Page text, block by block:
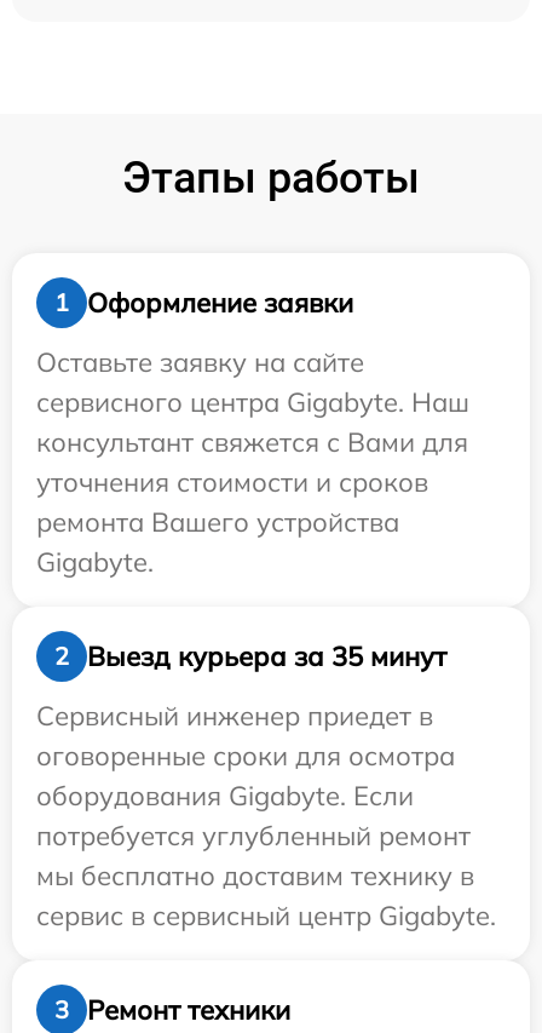
Этапы работы
1
Оформление заявки
Оставьте заявку на сайте
сервисного центра Gigabyte. Наш
консультант свяжется с Вами для
уточнения стоимости и сроков
ремонта Вашего устройства
Gigabyte.
2
Выезд курьера за 35 минут
Сервисный инженер приедет в
оговоренные сроки для осмотра
оборудования Gigabyte. Если
потребуется углубленный ремонт
мы бесплатно доставим технику в
сервис в сервисный центр Gigabyte.
3 Ремонт техники